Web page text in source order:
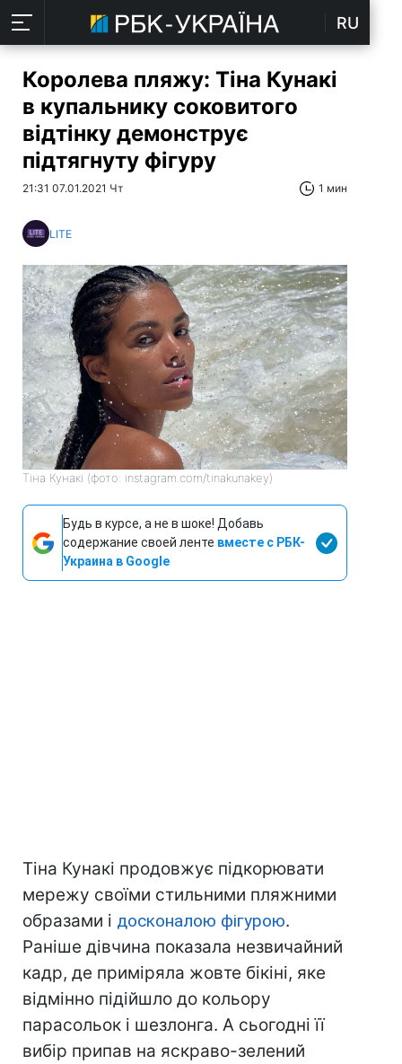
RU
Королева пляжу: Тіна Кунакі
в купальнику соковитого
відтінку демонструє
підтягнуту фігуру
21:31 07.01.2021 Чт 1 мин
LITE
Тіна Кунакі (фото: instagram.com/tinakunakey)
Будь в курсе, а не в шоке! Добавь
содержание своей ленте вместе с РБК-
Украина в Google
Тіна Кунакі продовжує підкорювати
мережу своїми стильними пляжними
образами і досконалою фігурою.
Раніше дівчина показала незвичайний
кадр, де приміряла жовте бікіні, яке
відмінно підійшло до кольору
парасольок і шезлонга. А сьогодні її
вибір припав на яскраво-зелений